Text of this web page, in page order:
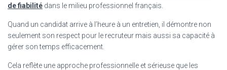
de fiabilité dans le milieu professionnel français.
Quand un candidat arrive à l’heure à un entretien, il démontre non
seulement son respect pour le recruteur mais aussi sa capacité à
gérer son temps efficacement.
Cela reflète une approche professionnelle et sérieuse que les